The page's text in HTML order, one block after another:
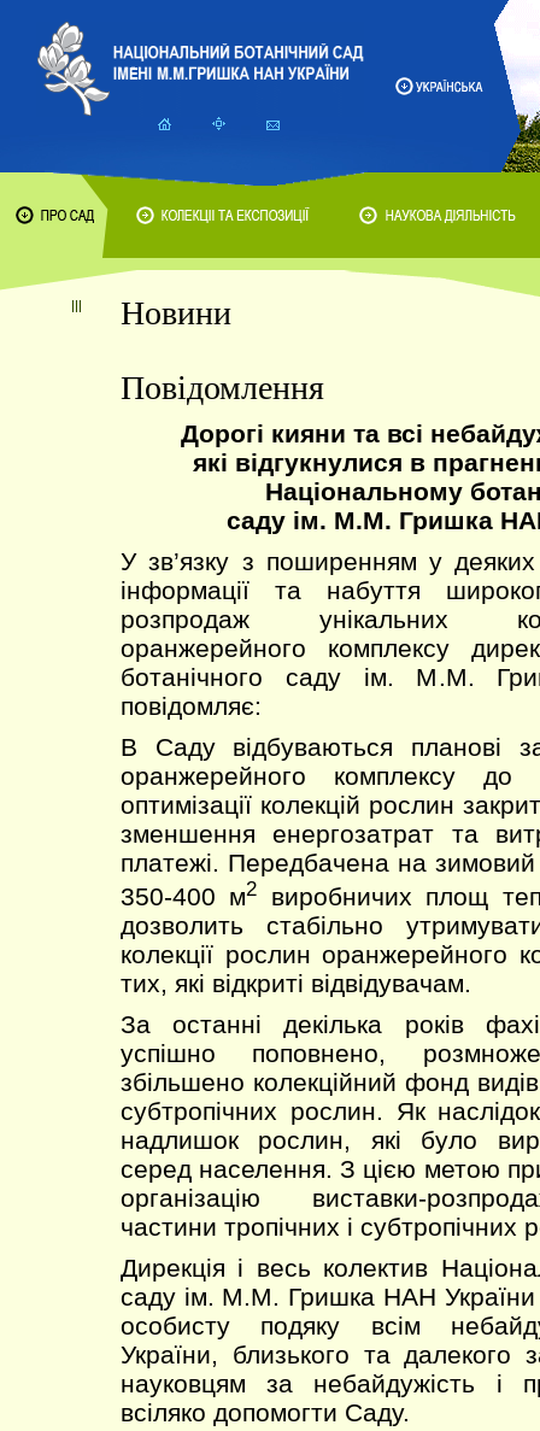
Новини
Повідомлення
Дорогі кияни та всі
які відгукнулися в
Національному
саду ім. М.М. Гришка
У зв’язку з поширенням у деяких
інформації та набуття
розпродаж унікальних
оранжерейного комплексу
ботанічного саду ім. М.М.
повідомляє:
В Саду відбуваються планові
оранжерейного комплексу до
оптимізації колекцій рослин
зменшення енергозатрат та
платежі. Передбачена на зимовий
350-400 м2
виробничих площ
дозволить стабільно
колекції рослин оранжерейного
тих, які відкриті відвідувачам.
За останні декілька років
успішно поповнено,
збільшено колекційний фонд видів
субтропічних рослин. Як
надлишок рослин, які було
серед населення. З цією метою
організацію виставки-
частини тропічних і субтропічних
Дирекція і весь колектив
саду ім. М.М. Гришка НАН
особисту подяку всім
України, близького та далекого
науковцям за небайдужість і
всіляко допомогти Саду.